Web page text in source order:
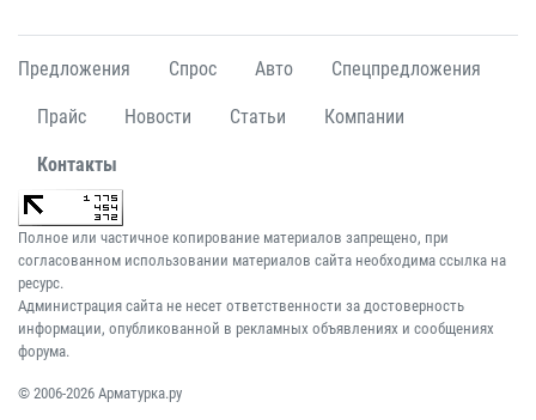
Предложения Спрос Авто Спецпредложения
Прайс Новости Статьи Компании
Контакты
Полное или частичное копирование материалов запрещено, при
согласованном использовании материалов сайта необходима ссылка на
ресурс.
Администрация сайта не несет ответственности за достоверность
информации, опубликованной в рекламных объявлениях и сообщениях
форума.
© 2006-2026 Арматурка.ру